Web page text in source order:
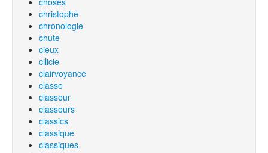
christophe
chronologie
chute
cieux
cilicie
clairvoyance
classe
classeur
classeurs
classics
classique
classiques